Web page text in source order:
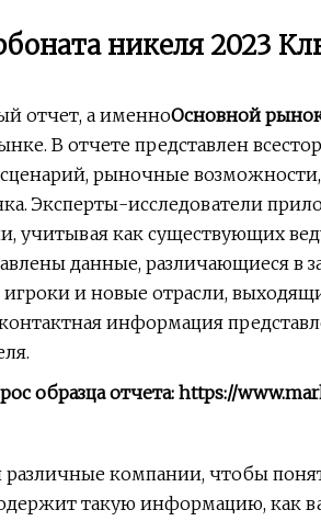
никеля 2023
отчет, а именноОсновной
В отчете представлен
рыночные
Эксперты-исследователи
как существующих
данные, различающиеся в
и новые отрасли,
информация
образца отчета: https://
компании, чтобы
такую ​​информацию, как